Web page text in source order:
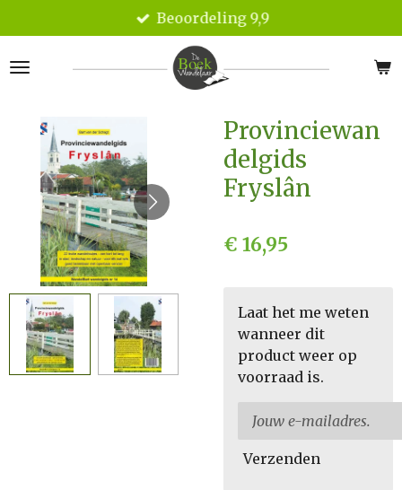
direct
naar
Beoordeling 9,9
Provinciewan
delgids
Fryslân
€ 16,95
Laat het me weten
wanneer dit
product weer op
voorraad is.
Verzenden